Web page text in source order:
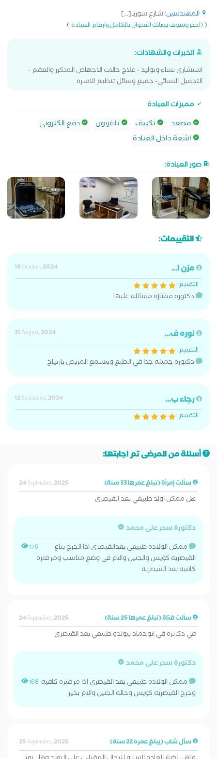
المهندسين: شارع سوريا[...]
((احجز وسوف يصلك العنوان بالكامل وارقام العيادة)
الخبرات والشهادات:
استشارى نساء وتوليد - علاج حالات الاجهاض المتكرر والعقم -
التجميل النسائى- جميع وسائل تنظيم الاسره
مميزات العيادة
مصعد
تكييف تلفزيون
دفع الكتروني
اشعة داخل العيادة
صور العيادة:
التقييمات:
مزن ا...
16 October, 2024
التقييم :
دكتورة ممتازة مشالله عليها
نوره ف...
31 August, 2024
التقييم :
دكتوره جميله جدا في الطبع وبتسمع المريض بارتياح
رجاء ب...
12 September, 2024
التقييم :
أسئلة من المرضى تم اجابتها:
سألت إمرأة (تبلغ عمرها 33 سنة) 24 September, 2025
هل ممكن اولد طبيعي بعد القيصرى
دكتورة سحر على محمد
176
ممكن الولاده طبيعى بعدالقيصرى اذا الجرح بتاع
القيصريه كويس والجنين والام فى وضع مناسب ومر فتره
كافيه بعد القيصريه
سألت فتاة (تبلغ عمرها 25 سنة) 24 September, 2025
في دكاتره في ابوحماد بيولدو طبيعي بعد القيصري
دكتورة سحر على محمد
168 ممكن الولاده طبيعى بعد القيصري اذا مر فتره كافيه
وجرح القيصريه كويس وحاله الجنين والام بخير
سأل شاب (يبلغ عمره 22 سنة) 25 September, 2025